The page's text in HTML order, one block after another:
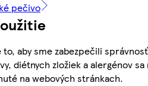
pečivo
to, aby sme zabezpečili
diétnych zložiek a alergénov
na webových stránkach.